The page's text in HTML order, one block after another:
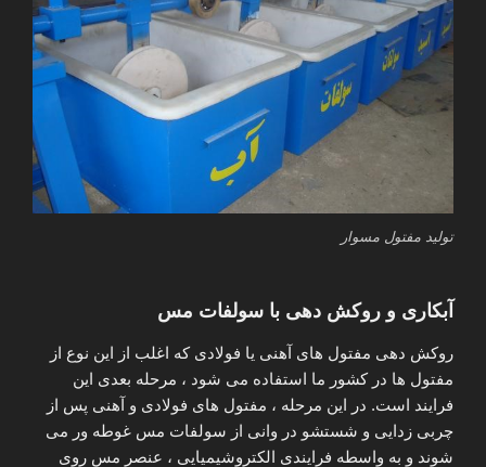
تولید مفتول مسوار
آبکاری و روکش دهی با سولفات مس
روکش دهی مفتول های آهنی یا فولادی که اغلب از این نوع از
مفتول ها در کشور ما استفاده می شود ، مرحله بعدی این
فرایند است. در این مرحله ، مفتول های فولادی و آهنی پس از
چربی زدایی و شستشو در وانی از سولفات مس غوطه ور می
شوند و به واسطه فرایندی الکتروشیمیایی ، عنصر مس روی